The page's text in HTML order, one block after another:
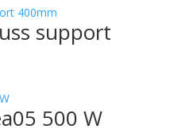
support
500 W